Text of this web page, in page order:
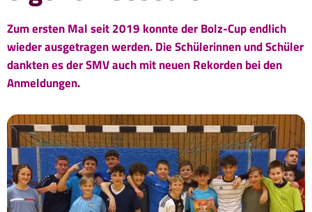
Zum ersten Mal seit 2019 konnte der Bolz-Cup endlich
wieder ausgetragen werden. Die Schülerinnen und Schüler
dankten es der SMV auch mit neuen Rekorden bei den
Anmeldungen.